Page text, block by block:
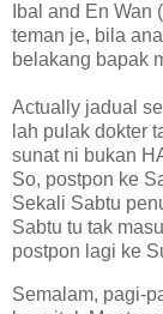
Ibal and En
teman je, bila
belakang bapak
Actually jadual
lah pulak dokter
sunat ni bukan
So, postpon ke
Sekali Sabtu
Sabtu tu tak
postpon lagi ke
Semalam, pagi-